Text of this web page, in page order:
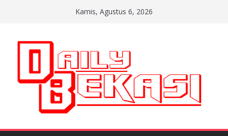
Kamis, Agustus 6, 2026